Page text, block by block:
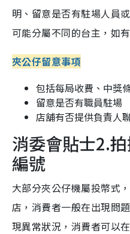
明、留意是否有駐場人員
可能分屬不同的台主，如
夾公仔留意事項
包括每局收費、中獎
留意是否有職員駐場
店舖有否提供負責人
消委會貼士2.
編號
大部分夾公仔機屬投幣式
店，消費者一般在出現問
現異常狀況，消費者可以